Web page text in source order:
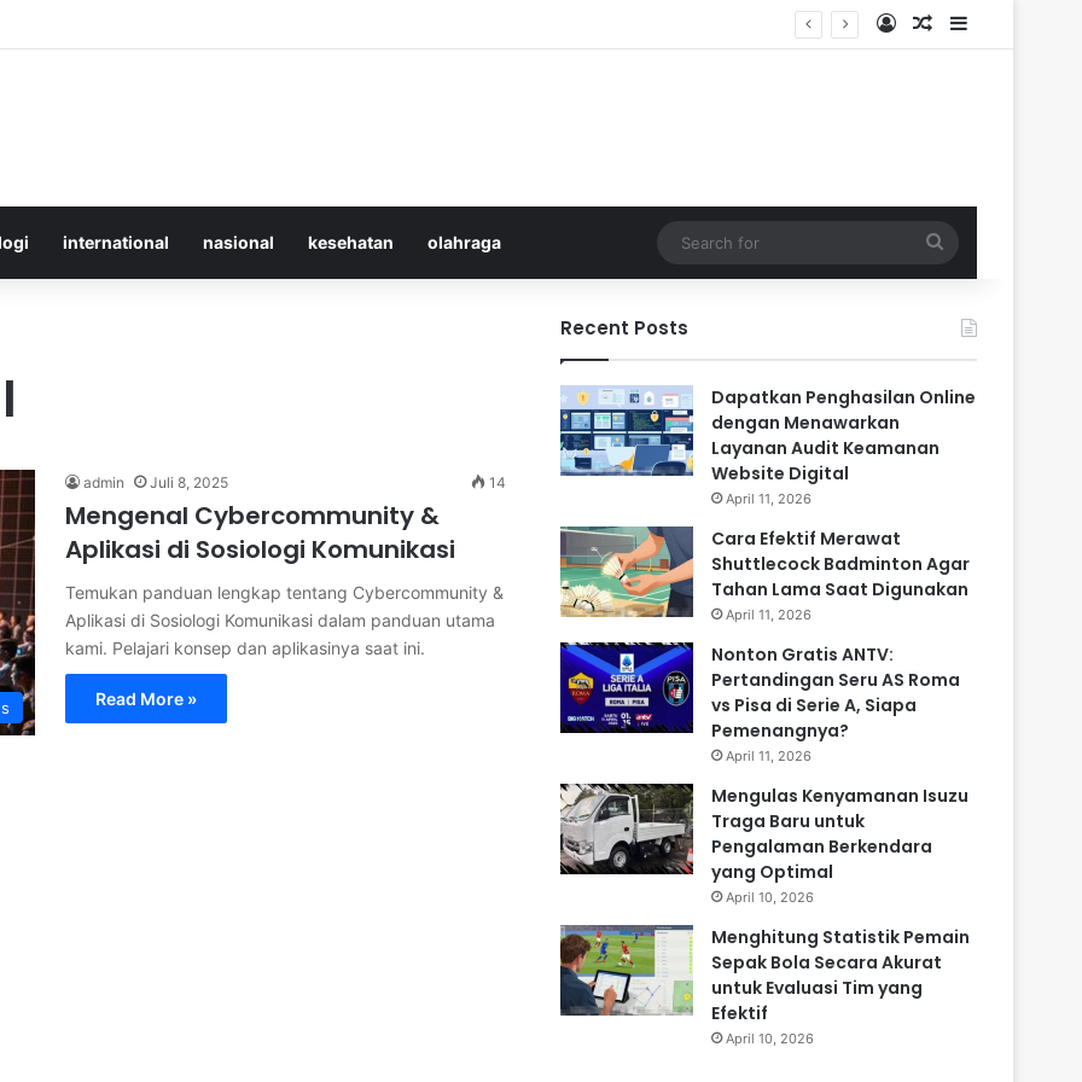
Log InRandom Article
Sidebar
international nasional kesehatan olahraga
for
admin Juli 8, 2025 14
Mengenal Cybercommunity &
Aplikasi di Sosiologi Komunikasi
Temukan panduan lengkap tentang Cybercommunity &
Aplikasi di Sosiologi Komunikasi dalam panduan utama
kami. Pelajari konsep dan aplikasinya saat ini.
Read More »
Recent Posts
Dapatkan Penghasilan Online
dengan Menawarkan
Layanan Audit Keamanan
Website Digital
April 11, 2026
Cara Efektif Merawat
Shuttlecock Badminton Agar
Tahan Lama Saat Digunakan
April 11, 2026
Nonton Gratis ANTV:
Pertandingan Seru AS Roma
vs Pisa di Serie A, Siapa
Pemenangnya?
April 11, 2026
Mengulas Kenyamanan Isuzu
Traga Baru untuk
Pengalaman Berkendara
yang Optimal
April 10, 2026
Menghitung Statistik Pemain
Sepak Bola Secara Akurat
untuk Evaluasi Tim yang
Efektif
April 10, 2026